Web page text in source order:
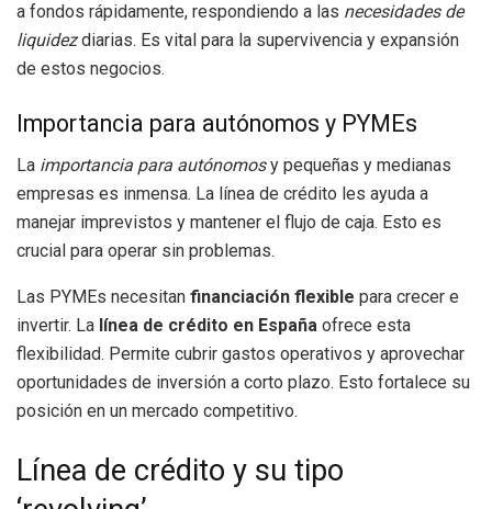
a fondos rápidamente, respondiendo a las necesidades de
liquidezdiarias. Es vital para la supervivencia y expansión
de estos negocios.
Importancia para autónomos y PYMEs
La importancia para autónomosy pequeñas y medianas
empresas es inmensa. La línea de crédito les ayuda a
manejar imprevistos y mantener el flujo de caja. Esto es
crucial para operar sin problemas.
Las PYMEs necesitan financiación flexible para crecer e
invertir. La línea de crédito en España ofrece esta
flexibilidad. Permite cubrir gastos operativos y aprovechar
oportunidades de inversión a corto plazo. Esto fortalece su
posición en un mercado competitivo.
Línea de crédito y su tipo